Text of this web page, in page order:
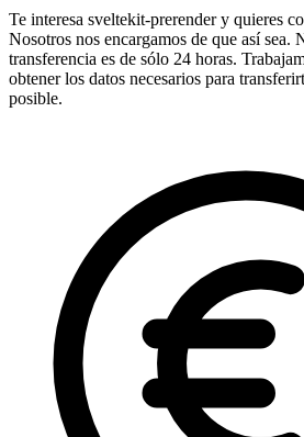
Te interesa sveltekit-prerender y quieres
Nosotros nos encargamos de que así sea.
transferencia es de sólo 24 horas.
obtener los datos necesarios para
posible.